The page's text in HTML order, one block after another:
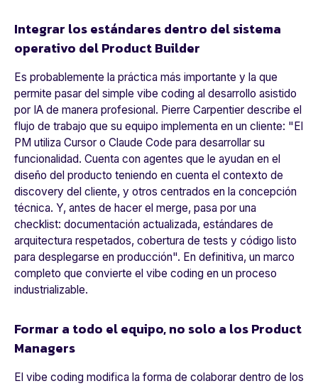
Integrar los estándares dentro del sistema
operativo del Product Builder
Es probablemente la práctica más importante y la que
permite pasar del simple vibe coding al desarrollo asistido
por IA de manera profesional. Pierre Carpentier describe el
flujo de trabajo que su equipo implementa en un cliente: " El
PM utiliza Cursor o Claude Code para desarrollar su
funcionalidad. Cuenta con agentes que le ayudan en el
diseño del producto teniendo en cuenta el contexto de
discovery del cliente, y otros centrados en la concepción
técnica. Y, antes de hacer el merge, pasa por una
checklist: documentación actualizada, estándares de
arquitectura respetados, cobertura de tests y código listo
para desplegarse en producción". En definitiva, un marco
completo que convierte el vibe coding en un proceso
industrializable.
Formar a todo el equipo, no solo a los Product
Managers
El vibe coding modifica la forma de colaborar dentro de los